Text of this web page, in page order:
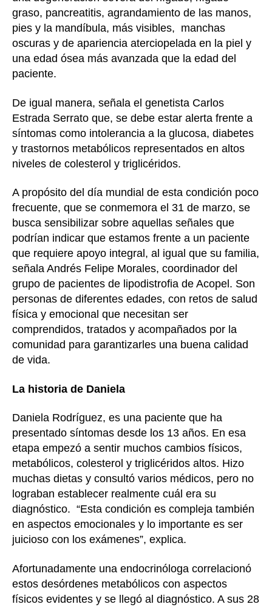
graso, pancreatitis, agrandamiento de las manos,
pies y la mandíbula, más visibles, manchas
oscuras y de apariencia aterciopelada en la piel y
una edad ósea más avanzada que la edad del
paciente.
De igual manera, señala el genetista Carlos
Estrada Serrato que, se debe estar alerta frente a
síntomas como intolerancia a la glucosa, diabetes
y trastornos metabólicos representados en altos
niveles de colesterol y triglicéridos.
A propósito del día mundial de esta condición poco
frecuente, que se conmemora el 31 de marzo, se
busca sensibilizar sobre aquellas señales que
podrían indicar que estamos frente a un paciente
que requiere apoyo integral, al igual que su familia,
señala Andrés Felipe Morales, coordinador del
grupo de pacientes de lipodistrofia de Acopel. Son
personas de diferentes edades, con retos de salud
física y emocional que necesitan ser
comprendidos, tratados y acompañados por la
comunidad para garantizarles una buena calidad
de vida.
La historia de Daniela
Daniela Rodríguez, es una paciente que ha
presentado síntomas desde los 13 años. En esa
etapa empezó a sentir muchos cambios físicos,
metabólicos, colesterol y triglicéridos altos. Hizo
muchas dietas y consultó varios médicos, pero no
lograban establecer realmente cuál era su
diagnóstico. “Esta condición es compleja también
en aspectos emocionales y lo importante es ser
juicioso con los exámenes”, explica.
Afortunadamente una endocrinóloga correlacionó
estos desórdenes metabólicos con aspectos
físicos evidentes y se llegó al diagnóstico. A sus 28